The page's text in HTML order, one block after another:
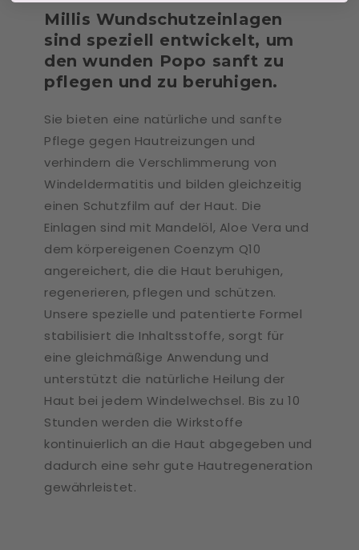
Millis Wundschutzeinlagen
sind speziell entwickelt, um
den wunden Popo sanft zu
pflegen und zu beruhigen.
Sie bieten eine natürliche und sanfte
Pflege gegen Hautreizungen und
verhindern die Verschlimmerung von
Windeldermatitis und bilden gleichzeitig
einen Schutzfilm auf der Haut. Die
Einlagen sind mit Mandelöl, Aloe Vera und
dem körpereigenen Coenzym Q10
angereichert, die die Haut beruhigen,
regenerieren, pflegen und schützen.
Unsere spezielle und patentierte Formel
stabilisiert die Inhaltsstoffe, sorgt für
eine gleichmäßige Anwendung und
unterstützt die natürliche Heilung der
Haut bei jedem Windelwechsel. Bis zu 10
Stunden werden die Wirkstoffe
kontinuierlich an die Haut abgegeben und
dadurch eine sehr gute Hautregeneration
gewährleistet.